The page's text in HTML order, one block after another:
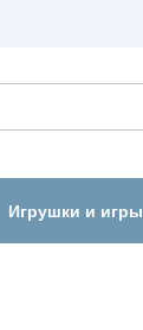
Игрушки и игры